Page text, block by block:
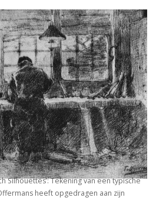
Silhouettes’: Tekening van een typische
heeft opgedragen aan zijn